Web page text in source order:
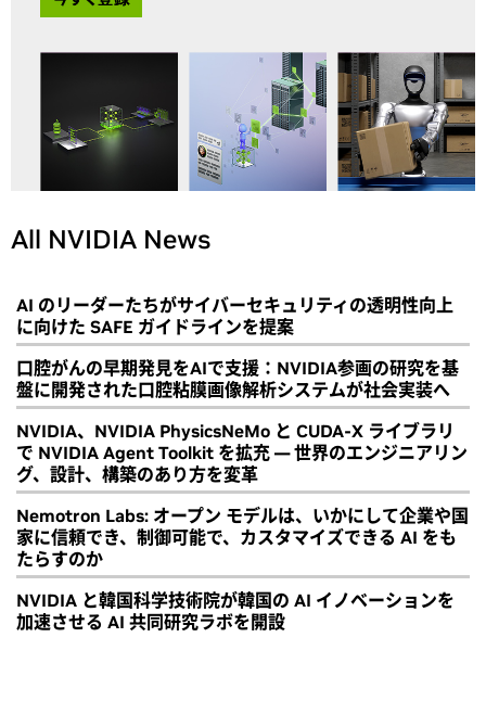
All NVIDIA News
AI のリーダーたちがサイバーセキュリティの透明性向上
に向けた SAFE ガイドラインを提案
口腔がんの早期発見をAIで支援：NVIDIA参画の研究を基
盤に開発された口腔粘膜画像解析システムが社会実装へ
NVIDIA、NVIDIA PhysicsNeMo と CUDA-X ライブラリ
で NVIDIA Agent Toolkit を拡充 ― 世界のエンジニアリン
グ、設計、構築のあり方を変革
Nemotron Labs: オープン モデルは、いかにして企業や国
家に信頼でき、制御可能で、カスタマイズできる AI をも
たらすのか
NVIDIA と韓国科学技術院が韓国の AI イノベーションを
加速させる AI 共同研究ラボを開設